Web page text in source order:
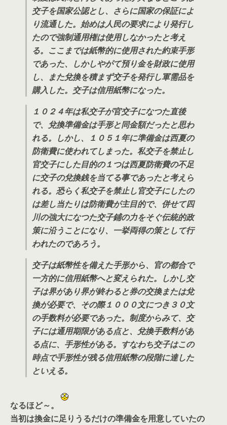
交子を国家公認とし、さらに国家の保証によ
り流通した。始めは人民の要求により発行し
たので強制通用権は使用しなかったと考え
る。ここまでは紙幣的に使用された約束手形
であった、しかしやがて預り金を財政に使用
し、また兌換を積まず交子を発行し軍需品を
購入した。交子は信用紙幣になった。
１０２４年は私交子が官交子になつた直後
で、兌換準備金は手形と同金額だったと思わ
れる。しかし、１０５１年に準備金は西夏の
防衛費に使われてしまった。私交子を禁止し
官交子にした目的の１つは西夏防衛費の不足
に交子の兌換銭を当てる事であったと考えら
れる。恐らく私交子を禁止し官交子にしたの
は差し当たりは防衛費が主目的で、併せて四
川の強大になつた交子鋪の力をそぐ伝統的政
策に沿うことになり、一挙両得の策として行
われたのであろう。
交子は紙幣性を備えた手形から、官の都合で
一方的に信用紙幣へと変えられた。しかし交
子は界があり界が終わると券の交換または兌
換が必要で、その際１０００文につき３０文
の手数料が必要であった。制度からみて、交
子には通用期限がある点と、兌換手数料があ
る点に、手形性がある。すなわち交子はこの
時点で手形性が残る信用紙幣の段階に達した
といえる。
なるほど～。
当初は換金に足りうるだけの準備金を用意していたの